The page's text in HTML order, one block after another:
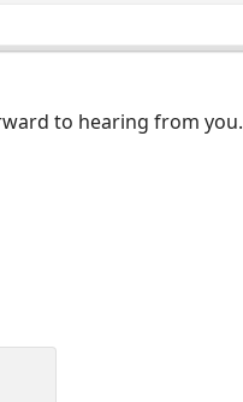
to hearing from you.